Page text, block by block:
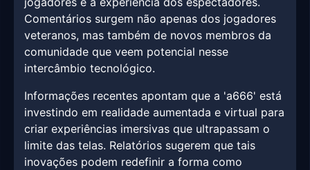
Comentários surgem não apenas dos jogadores
veteranos, mas também de novos membros da
comunidade que veem potencial nesse
intercâmbio tecnológico.
Informações recentes apontam que a 'a666' está
investindo em realidade aumentada e virtual para
criar experiências imersivas que ultrapassam o
limite das telas. Relatórios sugerem que tais
inovações podem redefinir a forma como